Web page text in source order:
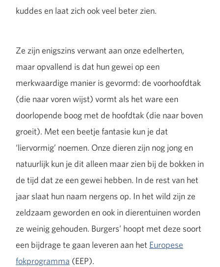
kuddes en laat zich ook veel beter zien.
Ze zijn enigszins verwant aan onze edelherten,
maar opvallend is dat hun gewei op een
merkwaardige manier is gevormd: de voorhoofdtak
(die naar voren wijst) vormt als het ware een
doorlopende boog met de hoofdtak (die naar boven
groeit). Met een beetje fantasie kun je dat
‘liervormig’ noemen. Onze dieren zijn nog jong en
natuurlijk kun je dit alleen maar zien bij de bokken in
de tijd dat ze een gewei hebben. In de rest van het
jaar slaat hun naam nergens op. In het wild zijn ze
zeldzaam geworden en ook in dierentuinen worden
ze weinig gehouden. Burgers’ hoopt met deze soort
een bijdrage te gaan leveren aan het Europese
fokprogramma (EEP).